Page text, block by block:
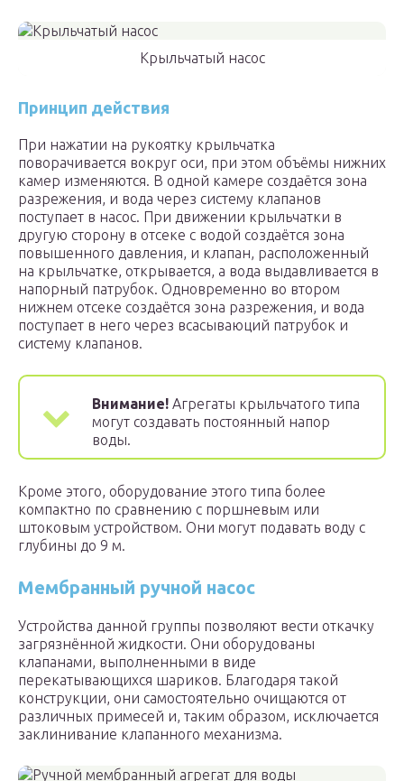
Крыльчатый насос
Принцип действия
При нажатии на рукоятку крыльчатка
поворачивается вокруг оси, при этом объёмы нижних
камер изменяются. В одной камере создаётся зона
разрежения, и вода через систему клапанов
поступает в насос. При движении крыльчатки в
другую сторону в отсеке с водой создаётся зона
повышенного давления, и клапан, расположенный
на крыльчатке, открывается, а вода выдавливается в
напорный патрубок. Одновременно во втором
нижнем отсеке создаётся зона разрежения, и вода
поступает в него через всасываюций патрубок и
систему клапанов.
Внимание! Агрегаты крыльчатого типа
могут создавать постоянный напор
воды.
Кроме этого, оборудование этого типа более
компактно по сравнению с поршневым или
штоковым устройством. Они могут подавать воду с
глубины до 9 м.
Мембранный ручной насос
Устройства данной группы позволяют вести откачку
загрязнённой жидкости. Они оборудованы
клапанами, выполненными в виде
перекатывающихся шариков. Благодаря такой
конструкции, они самостоятельно очищаются от
различных примесей и, таким образом, исключается
заклинивание клапанного механизма.